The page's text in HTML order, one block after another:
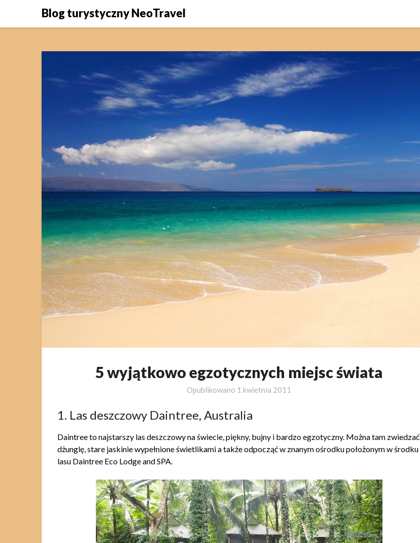
Blog turystyczny NeoTravel
5 wyjątkowo egzotycznych miejsc świata
Opublikowano 1 kwietnia 2011
1. Las deszczowy Daintree, Australia
Daintree to najstarszy las deszczowy na świecie, piękny, bujny i bardzo egzotyczny. Można tam zwiedzać
dżunglę, stare jaskinie wypełnione świetlikami a także odpocząć w znanym ośrodku położonym w środku
lasu Daintree Eco Lodge and SPA.